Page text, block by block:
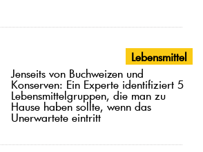
Lebensmittel
Jenseits von Buchweizen und
Konserven: Ein Experte identifiziert 5
Lebensmittelgruppen, die man zu
Hause haben sollte, wenn das
Unerwartete eintritt